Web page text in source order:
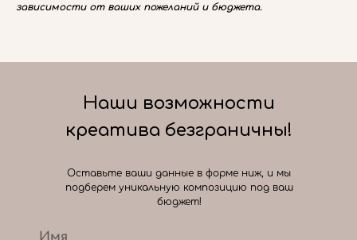
зависимости от ваших пожеланий и бюджета.
Наши возможности
креатива безграничны!
Оставьте ваши данные в форме ниж, и мы
подберем уникальную композицию под ваш
бюджет!